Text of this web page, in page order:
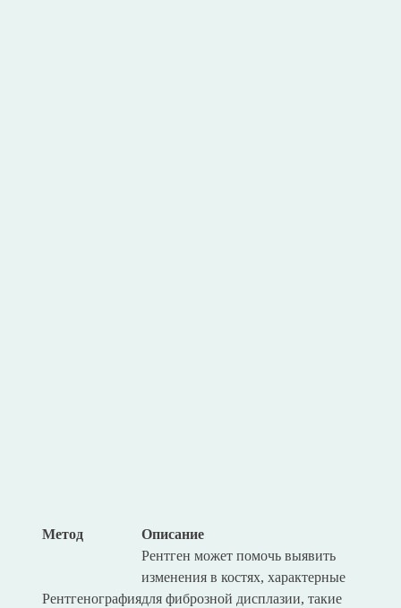
Метод Описание
Рентгенография
Рентген может помочь выявить
изменения в костях, характерные
для фиброзной дисплазии, такие